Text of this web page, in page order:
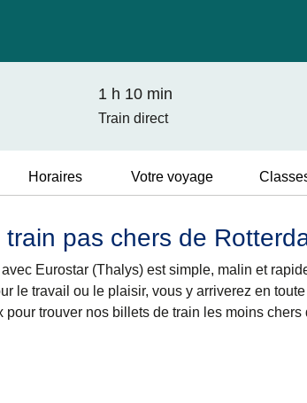
1 h 10 min
Train direct
Horaires Votre voyage
train pas chers de
Eurostar (Thalys) est simple, malin et
le travail ou le plaisir, vous y arriverez en
pour trouver nos billets de train les moins